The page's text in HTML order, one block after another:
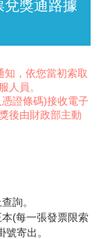
，依您當初索取
人員。
證條碼)接收電子
後由財政部主動
詢。
(每一張發票限索
寄出。